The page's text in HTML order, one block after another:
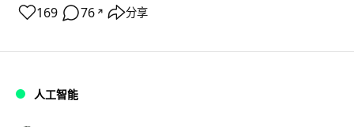
169 76 ↗ 分享
人工智能